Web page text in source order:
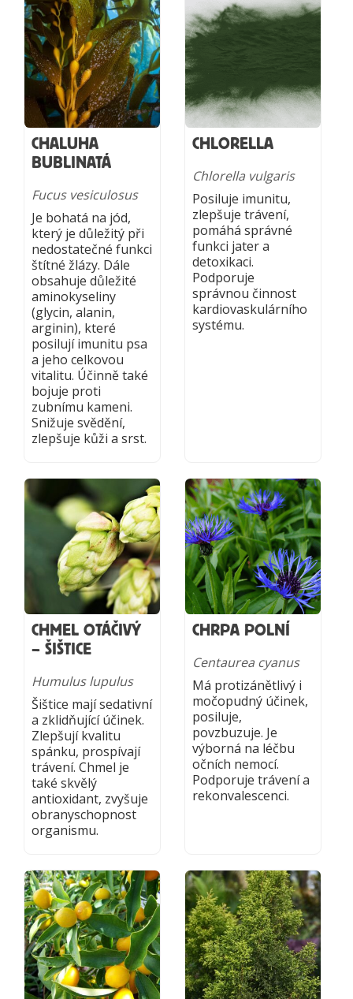
CHALUHA
BUBLINATÁ
Fucus vesiculosus
Je bohatá na jód,
který je důležitý při
nedostatečné funkci
štítné žlázy. Dále
obsahuje důležité
aminokyseliny
(glycin, alanin,
arginin), které
posilují imunitu psa
a jeho celkovou
vitalitu. Účinně také
bojuje proti
zubnímu kameni.
Snižuje svědění,
zlepšuje kůži a srst.
CHLORELLA
Chlorella vulgaris
Posiluje imunitu,
zlepšuje trávení,
pomáhá správné
funkci jater a
detoxikaci.
Podporuje
správnou činnost
kardiovaskulárního
systému.
CHMEL OTÁČIVÝ
– ŠIŠTICE
Humulus lupulus
Šištice mají sedativní
a zklidňující účinek.
Zlepšují kvalitu
spánku, prospívají
trávení. Chmel je
také skvělý
antioxidant, zvyšuje
obranyschopnost
organismu.
CHRPA POLNÍ
Centaurea cyanus
Má protizánětlivý i
močopudný účinek,
posiluje,
povzbuzuje. Je
výborná na léčbu
očních nemocí.
Podporuje trávení a
rekonvalescenci.